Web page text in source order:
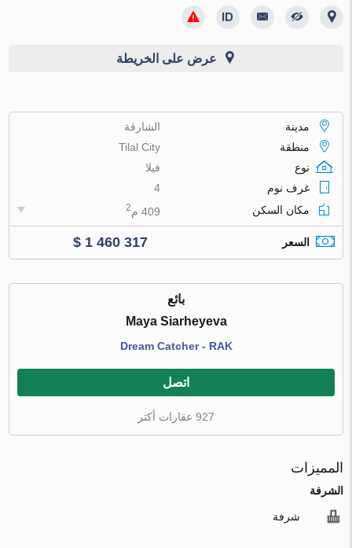
عرض على الخريطة
مدينة
الشارقة
منطقة
Tilal City
نوع
فيلا
غرف نوم
4
مكان السكن
409 م 2
السعر $ 1 460 317
بائع
Maya Siarheyeva
Dream Catcher - RAK
اتصل
927 عقارات أكثر
المميزات
الشرفة
شرفة